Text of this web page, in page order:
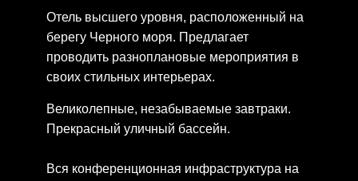
Отель высшего уровня, расположенный на
берегу Черного моря. Предлагает
проводить разноплановые мероприятия в
своих стильных интерьерах.
Великолепные, незабываемые завтраки.
Прекрасный уличный бассейн.
Вся конференционная инфраструктура на